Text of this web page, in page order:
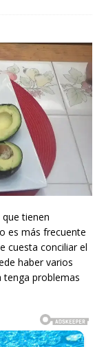
tienen
es más frecuente
cuesta conciliar el
haber varios
tenga problemas